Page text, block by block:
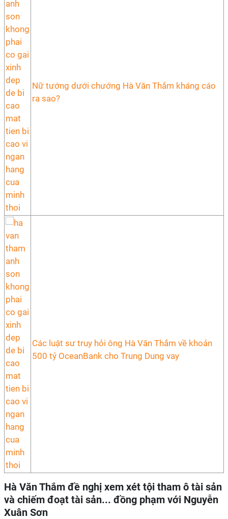
Nữ tướng dưới chướng Hà Văn Thắm kháng cáo
ra sao?
Các luật sư truy hỏi ông Hà Văn Thắm về khoản
500 tỷ OceanBank cho Trung Dung vay
Hà Văn Thắm đề nghị xem xét tội tham ô tài sản
và chiếm đoạt tài sản... đồng phạm với Nguyễn
Xuân Sơn